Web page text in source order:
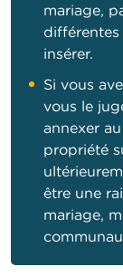
mariage,
différentes
insérer.
Si vous
vous le
annexer
propriété
être une
mariage,